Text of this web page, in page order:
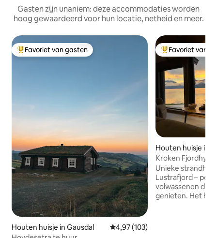
Gasten zijn unaniem: deze accommodaties worden
hoog gewaardeerd voor hun locatie, netheid en meer.
Topfavoriet van gasten
Favoriet van gasten
Houten huisje in Gausdal Gemiddelde beoordeling van
4,97 (103)
Topfavoriet van
Favoriet van
Houten huisje in
Kroken Fjordhytte
Unieke strandhut
Lustrafjord –
volwassenen die
genieten. Het